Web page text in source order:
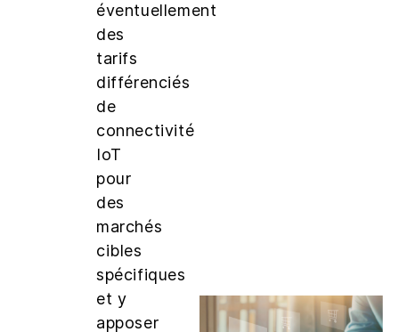
éventuellement
des
tarifs
différenciés
de
connectivité
IoT
pour
des
marchés
cibles
spécifiques
et y
apposer